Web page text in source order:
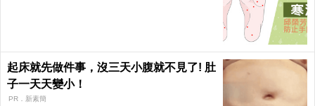
起床就先做件事，沒三天小腹就不見了! 肚
子一天天變小！
PR．新素簡